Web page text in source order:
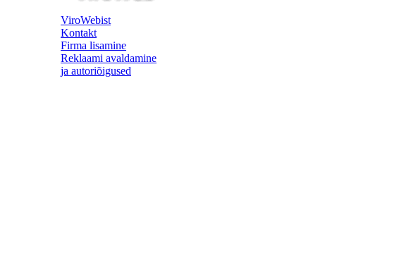
ViroWebist
Kontakt
Firma lisamine
Reklaami avaldamine
ja autoriõigused